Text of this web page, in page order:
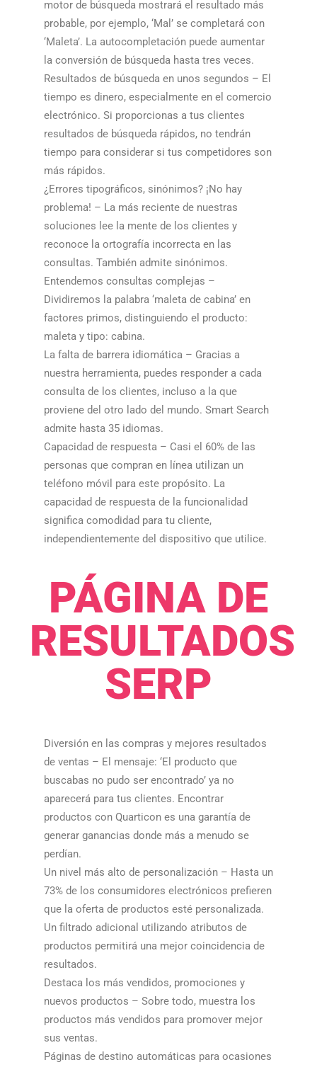
motor de búsqueda mostrará el resultado más
probable, por ejemplo, ‘Mal’ se completará con
‘Maleta’. La autocompletación puede aumentar
la conversión de búsqueda hasta tres veces.​​
Resultados de búsqueda en unos segundos – El
tiempo es dinero, especialmente en el comercio
electrónico. Si proporcionas a tus clientes
resultados de búsqueda rápidos, no tendrán
tiempo para considerar si tus competidores son
más rápidos.​​
¿Errores tipográficos, sinónimos? ¡No hay
problema! – La más reciente de nuestras
soluciones lee la mente de los clientes y
reconoce la ortografía incorrecta en las
consultas. También admite sinónimos.​​
Entendemos consultas complejas –
Dividiremos la palabra ‘maleta de cabina’ en
factores primos, distinguiendo el producto:
maleta y tipo: cabina.​​
La falta de barrera idiomática – Gracias a
nuestra herramienta, puedes responder a cada
consulta de los clientes, incluso a la que
proviene del otro lado del mundo. Smart Search
admite hasta 35 idiomas.​​
Capacidad de respuesta – Casi el 60% de las
personas que compran en línea utilizan un
teléfono móvil para este propósito. La
capacidad de respuesta de la funcionalidad
significa comodidad para tu cliente,
independientemente del dispositivo que utilice.​​
PÁGINA DE
RESULTADOS
SERP​​
Diversión en las compras y mejores resultados
de ventas – El mensaje: ‘El producto que
buscabas no pudo ser encontrado’ ya no
aparecerá para tus clientes. Encontrar
productos con Quarticon es una garantía de
generar ganancias donde más a menudo se
perdían.​​
Un nivel más alto de personalización – Hasta un
73% de los consumidores electrónicos prefieren
que la oferta de productos esté personalizada.
Un filtrado adicional utilizando atributos de
productos permitirá una mejor coincidencia de
resultados.​​
Destaca los más vendidos, promociones y
nuevos productos – Sobre todo, muestra los
productos más vendidos para promover mejor
sus ventas.​​
Páginas de destino automáticas para ocasiones